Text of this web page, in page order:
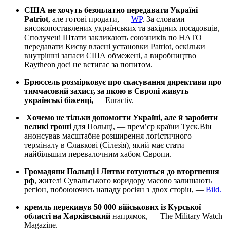
США не хочуть безоплатно передавати Україні
Patriot, але готові продати, — WP. За словами
високопоставлених українських та західних посадовців,
Сполучені Штати закликають союзників по НАТО
передавати Києву власні установки Patriot, оскільки
внутрішні запаси США обмежені, а виробництво
Raytheon досі не встигає за попитом.
Брюссель розмірковує про скасування директиви про
тимчасовий захист, за якою в Європі живуть
українські біженці, — Euractiv.
Хочемо не тільки допомогти Україні, але й заробити
великі гроші для Польщі, — премʼєр країни Туск.Він
анонсував масштабне розширення логістичного
терміналу в Славкові (Сілезія), який має стати
найбільшим перевалочним хабом Європи.
Громадяни Польщі і Литви готуються до вторгнення
рф, жителі Сувальського коридору масово залишають
регіон, побоюючись нападу росіян з двох сторін, — Bild.
кремль перекинув 50 000 військових із Курської
області на Харківський напрямок, — The Military Watch
Magazine.